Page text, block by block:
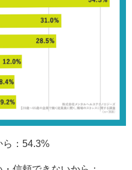
ら：54.3%